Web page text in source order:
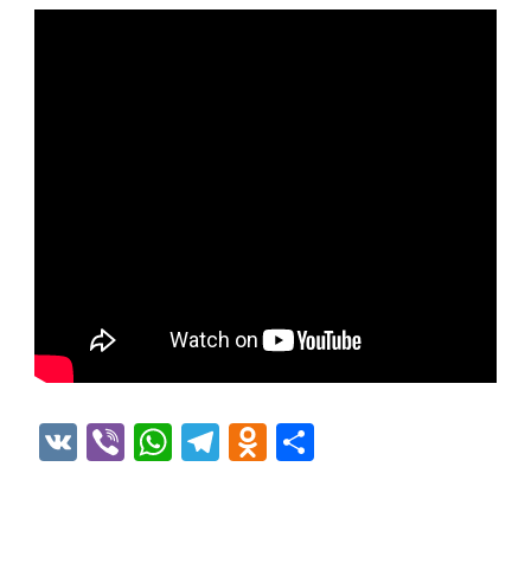
VK ViberWhatsApp
Telegram
Odnoklassniki